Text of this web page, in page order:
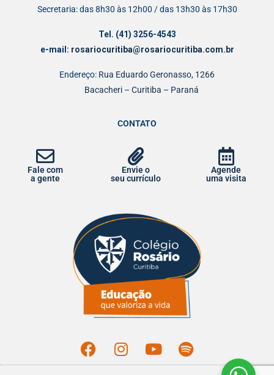
Secretaria: das 8h30 às 12h00 / das 13h30 às 17h30
Tel. (41) 3256-4543
e-mail: rosariocuritiba@rosariocuritiba.com.br
Endereço: Rua Eduardo Geronasso, 1266
Bacacheri – Curitiba – Paraná
CONTATO
Fale com
a gente
Envie o
seu currículo
Agende
uma visita